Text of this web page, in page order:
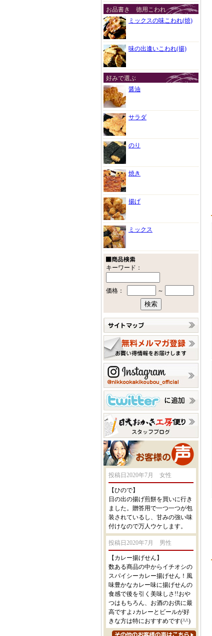
お品書き 徳用こわれ
ミックスの味こわれ(焼)
味の出逢いこわれ(揚)
好みで選ぶ
醤油
サラダ
のり
焼き
揚げ
ミックス
キーワード：
価格： ～
投稿日2020年7月 女性
【ひので】
日の出の揚げ煎餅を買いに行き
ました。贈答用で一つ一つが包
装されているし、甘みの強い味
付けなので万人ウケします。
投稿日2020年7月 男性
【カレー揚げせん】
数ある商品の中からイチオシの
スパイシーカレー揚げせん！風
味豊かなカレー味に揚げせんの
食感で後を引く美味しさ!!おや
つはもちろん、お酒のお供に最
高ですよ♪カレーとビールが好
きな方は特におすすめです(^^)